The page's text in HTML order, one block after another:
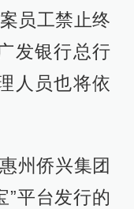
员工禁止终
发银行总行
人员也将依
州侨兴集团
”平台发行的